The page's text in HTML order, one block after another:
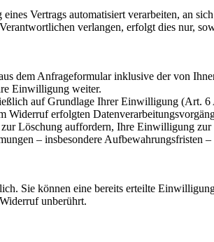
Vertrags automatisiert verarbeiten, an
verlangen, erfolgt dies nur,
dem Anfrageformular inklusive der von
Einwilligung weiter.
auf Grundlage Ihrer Einwilligung
erfolgten
Löschung auffordern, Ihre Einwilligung
– insbesondere Aufbewahrungsfristen
Sie können eine bereits erteilte
unberührt.